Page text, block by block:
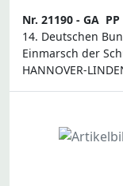
Nr. 21190 - GA
14. Deutschen
Einmarsch der
HANNOVER-